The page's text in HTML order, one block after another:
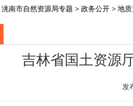
洮南市自然资源局专题 > 政务公开 > 地
吉林省国土资源
发